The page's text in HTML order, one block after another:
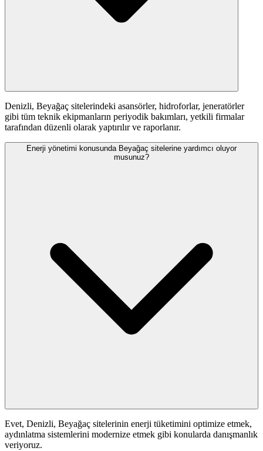
Denizli, Beyağaç sitelerindeki asansörler, hidroforlar, jeneratörler
gibi tüm teknik ekipmanların periyodik bakımları, yetkili firmalar
tarafından düzenli olarak yaptırılır ve raporlanır.
Enerji yönetimi konusunda Beyağaç sitelerine yardımcı oluyor
musunuz?
Evet, Denizli, Beyağaç sitelerinin enerji tüketimini optimize etmek,
aydınlatma sistemlerini modernize etmek gibi konularda danışmanlık
veriyoruz.